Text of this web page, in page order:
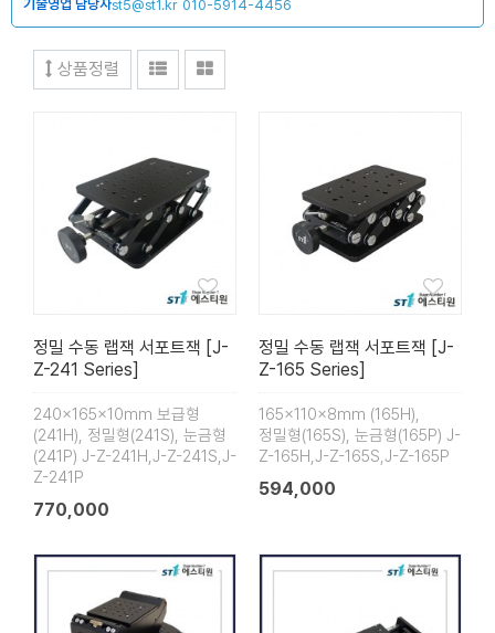
기술영업 담당자st5@st1.kr 010-5914-4456
상품정렬
정밀 수동 랩잭 서포트잭 [J-
Z-241 Series]
240x165x10mm 보급형
(241H), 정밀형(241S), 눈금형
(241P) J-Z-241H,J-Z-241S,J-
Z-241P
770,000
정밀 수동 랩잭 서포트잭 [J-
Z-165 Series]
165x110x8mm (165H),
정밀형(165S), 눈금형(165P) J-
Z-165H,J-Z-165S,J-Z-165P
594,000